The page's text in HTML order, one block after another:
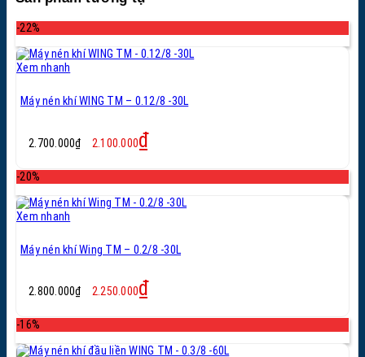
-22%
Xem nhanh
Máy nén khí WING TM – 0.12/8 -30L
2.700.000₫
gốc
2.100.000₫
-20%
Xem nhanh
Máy nén khí Wing TM – 0.2/8 -30L
2.800.000₫
Giá
gốc
2.250.000₫
-16%